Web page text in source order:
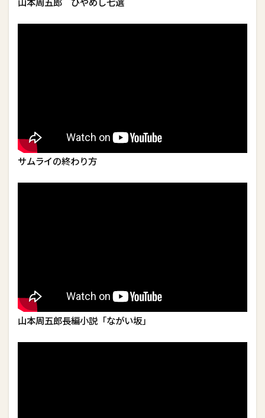
山本周五郎 ひやめし七選
サムライの終わり方
山本周五郎長編小説「ながい坂」